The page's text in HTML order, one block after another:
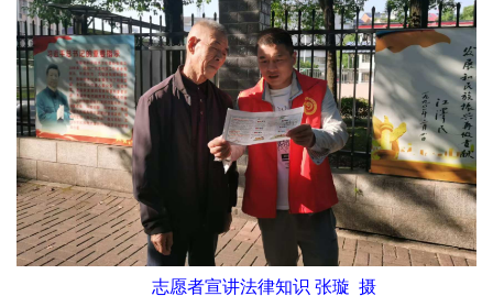
志愿者宣讲法律知识 张璇 摄